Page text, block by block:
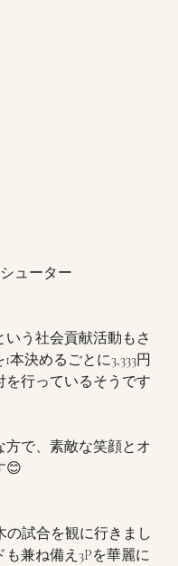
ューター
いう社会貢献活動もさ
本決めるごとに3,333円
を行っているそうです
方で、素敵な笑顔とオ
😊
の試合を観に行きまし
兼ね備え3Pを華麗に